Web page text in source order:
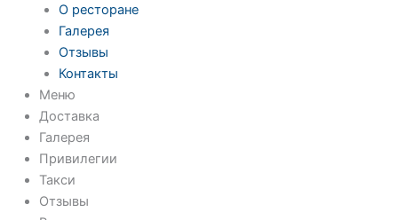
О ресторане
Галерея
Отзывы
Контакты
Меню
Доставка
Галерея
Привилегии
Такси
Отзывы